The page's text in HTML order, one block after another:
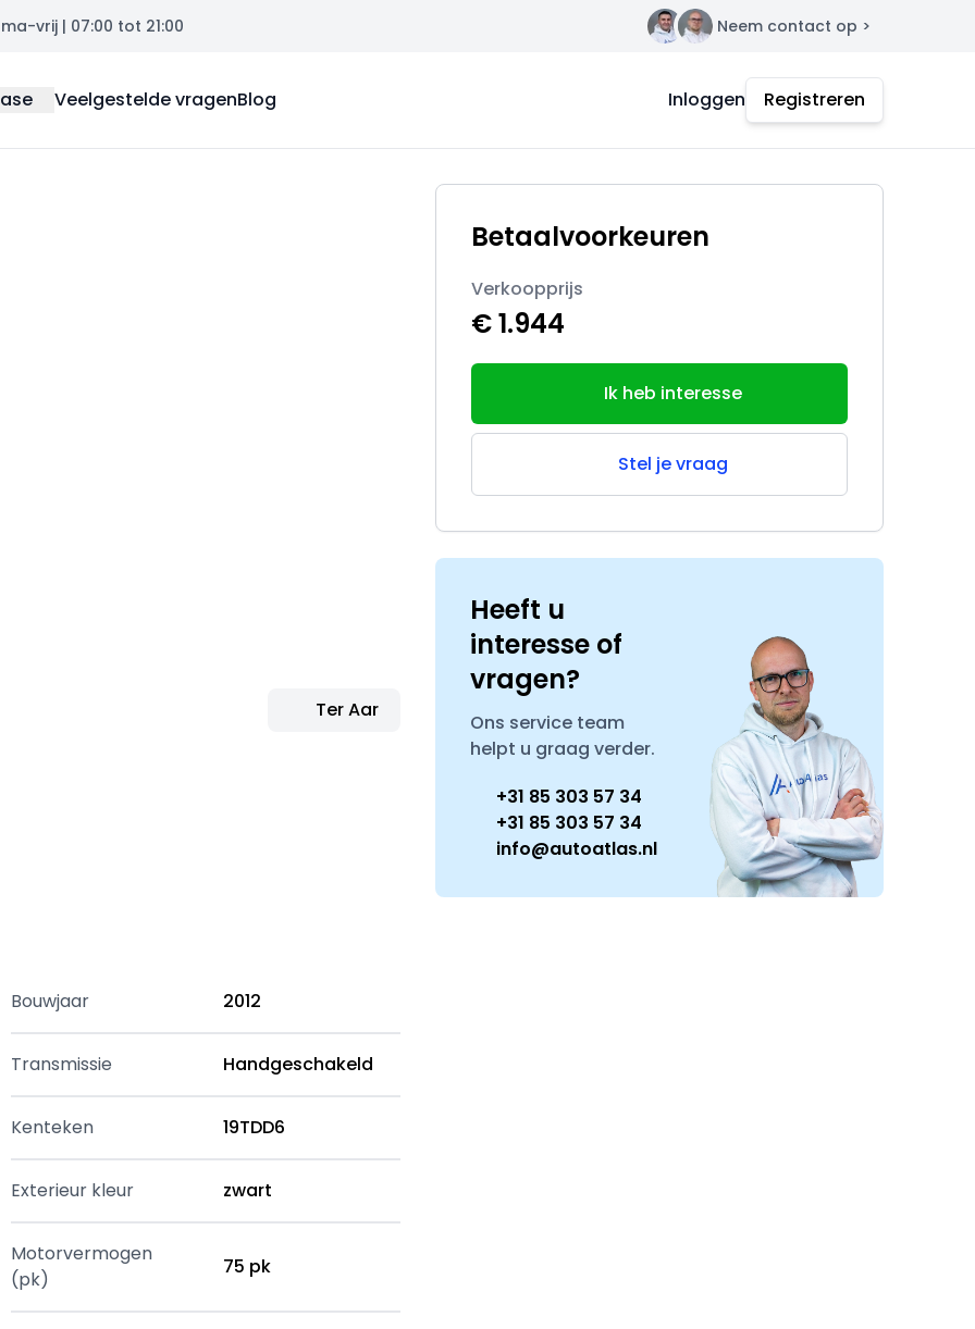
vrij | 07:00 tot 21:00 Contact Neem contact op >
Veelgestelde vragenBlog Inloggen Registreren
Ter Aar
Betaalvoorkeuren
Verkoopprijs
€ 1.944
Ik heb interesse
Stel je vraag
Heeft u
interesse of
vragen?
Ons service team
helpt u graag verder.
+31 85 303 57 34
+31 85 303 57 34
info@autoatlas.nl
Bouwjaar 2012
Transmissie Handgeschakeld
Kenteken 19TDD6
Exterieur kleur zwart
Motorvermogen
(pk)
75 pk